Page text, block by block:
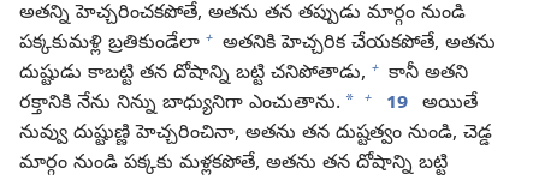
అతన్ని హెచ్చరించకపోతే, అతను తన తప్పుడు మార్గం నుండి
పక్కకుమళ్లి బ్రతికుండేలా + అతనికి హెచ్చరిక చేయకపోతే, అతను
దుష్టుడు కాబట్టి తన దోషాన్ని బట్టి చనిపోతాడు, + కానీ అతని
రక్తానికి నేను నిన్ను బాధ్యునిగా ఎంచుతాను. * + 19 అయితే
నువ్వు దుష్టుణ్ణి హెచ్చరించినా, అతను తన దుష్టత్వం నుండి, చెడ్డ
మార్గం నుండి పక్కకు మళ్లకపోతే, అతను తన దోషాన్ని బట్టి